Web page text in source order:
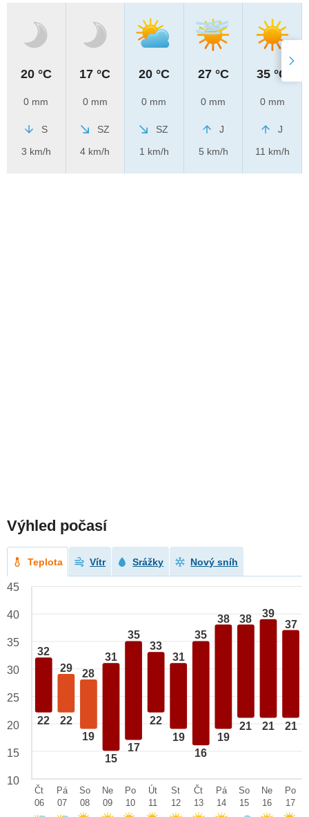
20 °C
0 mm
S
3 km/h
17 °C
0 mm
SZ
4 km/h
20 °C
0 mm
SZ
1 km/h
27 °C
0 mm
J
5 km/h
35 °C
0 mm
J
11 km/h
Výhled počasí
Teplota Vítr Srážky Nový sníh
32
22
29
22
28
19
31
15
35
17
33
22
31
19
35
16
38
19
38
21
39
21
37
21
45
40
35
30
25
20
15
10
Čt
06
Pá
07
So
08
Ne
09
Po
10
Út
11
St
12
Čt
13
Pá
14
So
15
Ne
16
Po
17